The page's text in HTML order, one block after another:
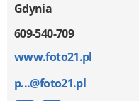
Gdynia
609-540-709
www.foto21.pl
p...@foto21.pl